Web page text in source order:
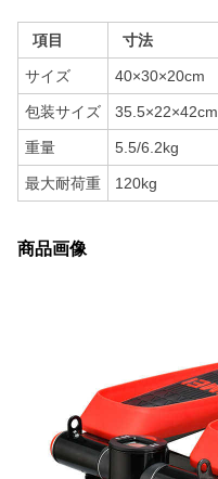
項目 寸法
サイズ 40×30×20cm
包装サイズ 35.5×22×42cm
重量 5.5/6.2kg
最大耐荷重 120kg
商品画像